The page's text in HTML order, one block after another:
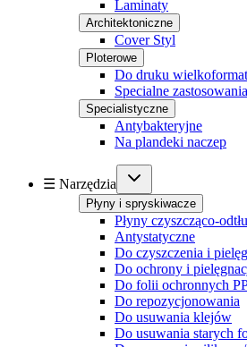
Laminaty
Architektoniczne
Cover Styl
Ploterowe
Do druku
Specialne zastosowania
Specialistyczne
Antybakteryjne
Na plandeki naczep
☰ Narzędzia
Płyny i spryskiwacze
Płyny czyszcząco-
Antystatyczne
Do czyszczenia i
Do ochrony i
Do folii ochronnych
Do repozycjonowania
Do usuwania klejów
Do usuwania starych